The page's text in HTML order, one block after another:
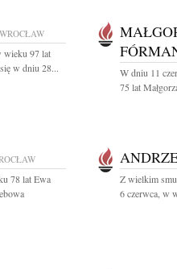
WROCŁAW
wieku 97 lat
w dniu 28...
W dniu 11
75 lat
78 lat Ewa
Z wielkim
6 czerwca, w